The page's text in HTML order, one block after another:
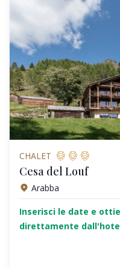
CHALET
Cesa del Louf
Arabba
Inserisci le date e
direttamente